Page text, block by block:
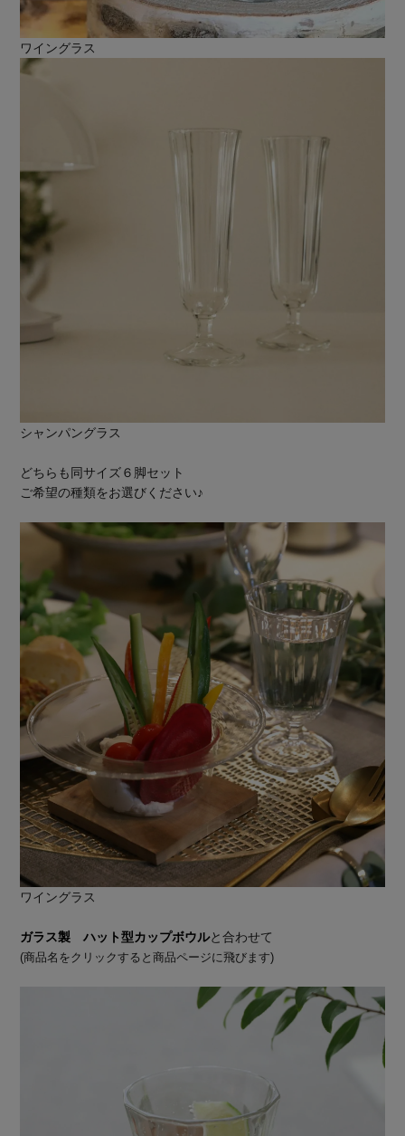
ワイングラス
シャンパングラス
どちらも同サイズ６脚セット
ご希望の種類をお選びください♪
ワイングラス
ガラス製 ハット型カップボウルと合わせて
(商品名をクリックすると商品ページに飛びます)